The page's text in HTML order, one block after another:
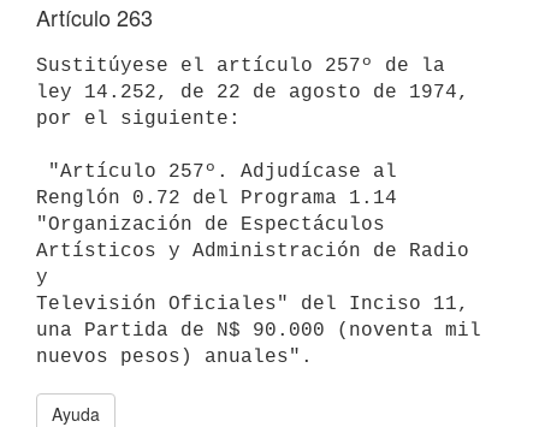
Artículo 263
Sustitúyese el artículo 257º de la
ley 14.252, de 22 de agosto de 1974,
por el siguiente:
Renglón 0.72 del Programa 1.14
"Organización de Espectáculos
Artísticos y Administración de Radio
y
Televisión Oficiales" del Inciso 11,
una Partida de N$ 90.000 (noventa mil
Ayuda